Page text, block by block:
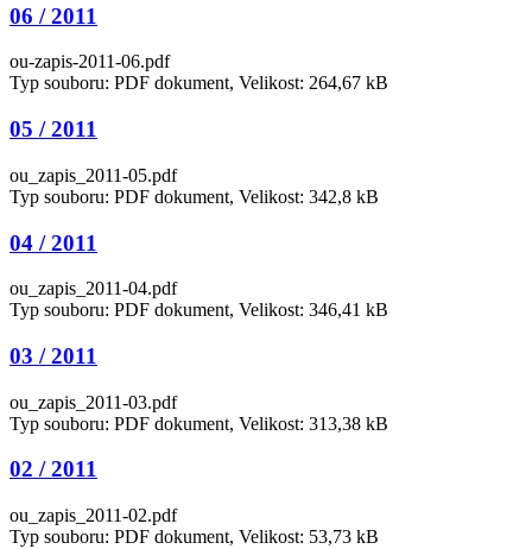
06 / 2011
ou-zapis-2011-06.pdf
Typ souboru: PDF dokument, Velikost: 264,67 kB
05 / 2011
ou_zapis_2011-05.pdf
Typ souboru: PDF dokument, Velikost: 342,8 kB
04 / 2011
ou_zapis_2011-04.pdf
Typ souboru: PDF dokument, Velikost: 346,41 kB
03 / 2011
ou_zapis_2011-03.pdf
Typ souboru: PDF dokument, Velikost: 313,38 kB
02 / 2011
ou_zapis_2011-02.pdf
Typ souboru: PDF dokument, Velikost: 53,73 kB